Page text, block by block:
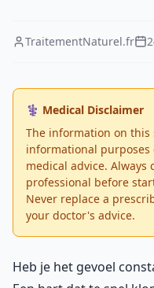
TraitementNaturel.fr
⚕️ Medical Disclaimer
The information on
informational
medical advice.
professional before
Never replace a
your doctor's advice.
Heb je het gevoel